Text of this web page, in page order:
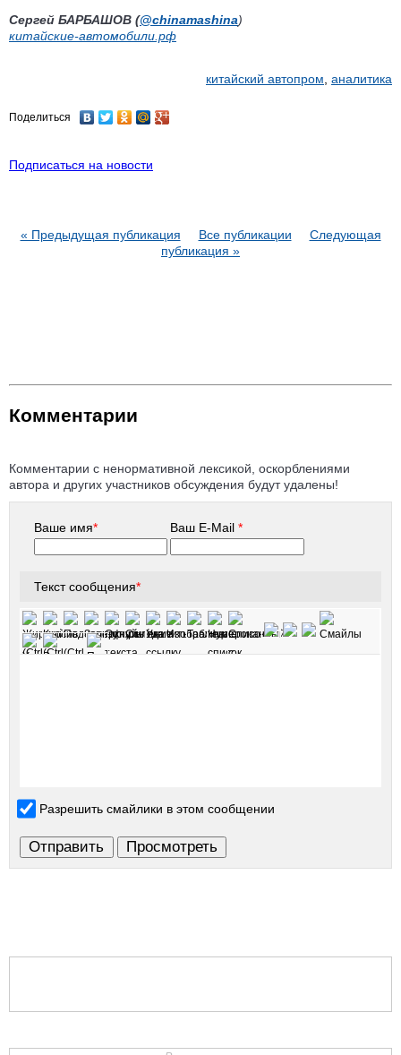
Сергей БАРБАШОВ (@chinamashina)
китайские-автомобили.рф
китайский автопром аналитика
Поделиться
Подписаться на новости
« Предыдущая публикация Все публикации
Следующая
публикация »
Комментарии
Комментарии с ненормативной лексикой, оскорблениями
автора и других участников обсуждения будут удалены!
Ваше имя* Ваш E-Mail*
Текст сообщения*
Разрешить смайлики в этом сообщении